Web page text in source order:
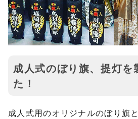
成人式のぼり旗、提灯を
た！
成人式用のオリジナルのぼり旗